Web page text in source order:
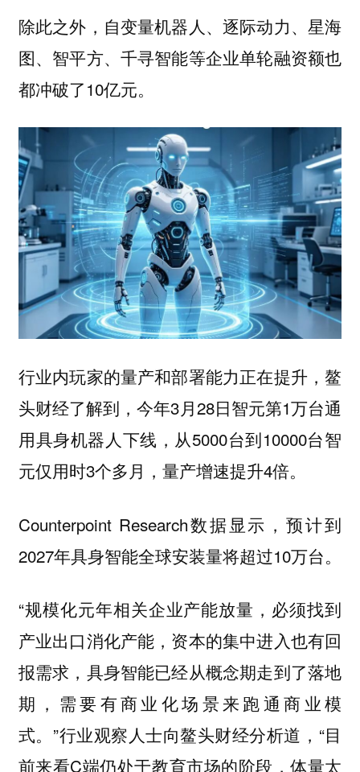
除此之外，自变量机器人、逐际动力、星海
图、智平方、千寻智能等企业单轮融资额也
都冲破了10亿元。
行业内玩家的量产和部署能力正在提升，鳌
头财经了解到，今年3月28日智元第1万台通
用具身机器人下线，从5000台到10000台智
元仅用时3个多月，量产增速提升4倍。
Counterpoint Research数据显示，预计到
2027年具身智能全球安装量将超过10万台。
“规模化元年相关企业产能放量，必须找到
产业出口消化产能，资本的集中进入也有回
报需求，具身智能已经从概念期走到了落地
期，需要有商业化场景来跑通商业模
式。”行业观察人士向鳌头财经分析道，“目
前来看C端仍处于教育市场的阶段，体量太